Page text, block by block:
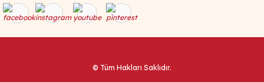
© Tüm Hakları Saklıdır.